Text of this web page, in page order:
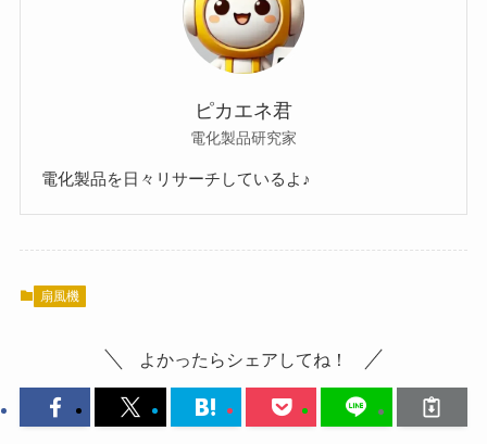
ピカエネ君
電化製品研究家
電化製品を日々リサーチしているよ♪
扇風機
よかったらシェアしてね！